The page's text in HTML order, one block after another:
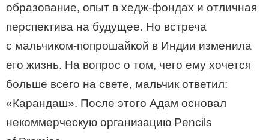
образование, опыт в хедж-фондах и отличная
перспектива на будущее. Но встреча
с мальчиком-попрошайкой в Индии изменила
его жизнь. На вопрос о том, чего ему хочется
больше всего на свете, мальчик ответил:
«Карандаш». После этого Адам основал
некоммерческую организацию Pencils